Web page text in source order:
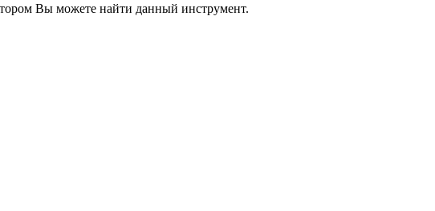
Вы можете найти данный инструмент.